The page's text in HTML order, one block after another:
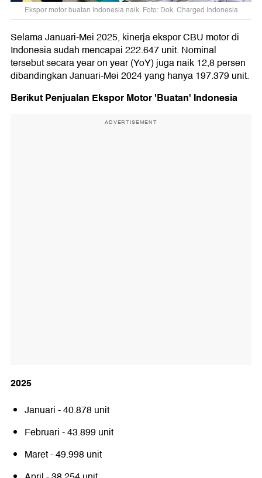
Ekspor motor buatan Indonesia naik. Foto: Dok. Charged Indonesia
Selama Januari-Mei 2025, kinerja ekspor CBU motor di
Indonesia sudah mencapai 222.647 unit. Nominal
tersebut secara year on year (YoY) juga naik 12,8 persen
dibandingkan Januari-Mei 2024 yang hanya 197.379 unit.
Berikut Penjualan Ekspor Motor 'Buatan' Indonesia
ADVERTISEMENT
2025
Januari - 40.878 unit
Februari - 43.899 unit
Maret - 49.998 unit